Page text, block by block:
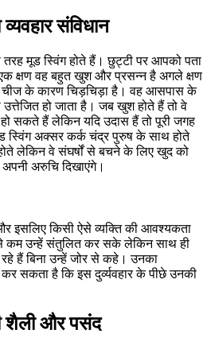
संविधान
तरह मूड स्विंग होते हैं। छुट्टी पर आपको पता
क्षण वह बहुत खुश और प्रसन्न है अगले क्षण
चीज के कारण चिड़चिड़ा है। वह आसपास के
उत्तेजित हो जाता है। जब खुश होते हैं तो वे
सकते हैं लेकिन यदि उदास हैं तो पूरी जगह
स्विंग अक्सर कर्क चंद्र पुरुष के साथ होते
लेकिन वे संघर्षों से बचने के लिए खुद को
अरुचि दिखाएंगे।
इसलिए किसी ऐसे व्यक्ति की आवश्यकता
कम उन्हें संतुलित कर सके लेकिन साथ ही
हैं बिना उन्हें जोर से कहे। उनका
सकता है कि इस दुर्व्यवहार के पीछे उनकी
शैली और पसंद